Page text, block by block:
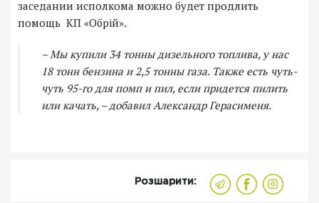
заседании исполкома можно будет продлить
помощь КП «Обрій».
– Мы купили 34 тонны дизельного топлива, у нас
18 тонн бензина и 2,5 тонны газа. Также есть чуть-
чуть 95-го для помп и пил, если придется пилить
или качать, – добавил Александр Герасименя.
Розшарити: